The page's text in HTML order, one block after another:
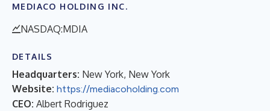
MEDIACO HOLDING INC.
NASDAQ:MDIA
DETAILS
Headquarters: New York, New York
Website: https://mediacoholding.com
CEO: Albert Rodriguez